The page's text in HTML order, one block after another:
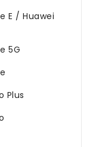
E / Huawei
5G
Plus